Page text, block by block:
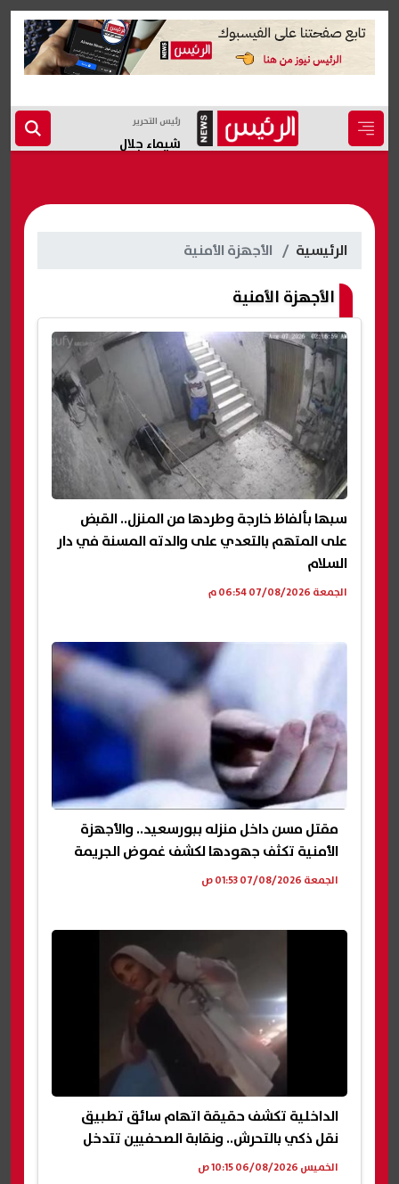
رئيس التحرير
شيماء جلال
الرئيسية الأجهزة الأمنية
الأجهزة الأمنية
سبها بألفاظ خارجة وطردها من المنزل.. القبض
على المتهم بالتعدي على والدته المسنة في دار
السلام
الجمعة 07/08/2026 06:54 م
مقتل مسن داخل منزله ببورسعيد.. والأجهزة
الأمنية تكثف جهودها لكشف غموض الجريمة
الجمعة 07/08/2026 01:53 ص
الداخلية تكشف حقيقة اتهام سائق تطبيق
نقل ذكي بالتحرش.. ونقابة الصحفيين تتدخل
الخميس 06/08/2026 10:15 ص